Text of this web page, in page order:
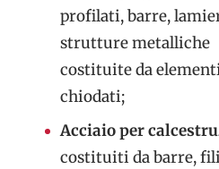
profilati, barre,
strutture metalliche
costituite da
chiodati;
Acciaio per
costituiti da barre,